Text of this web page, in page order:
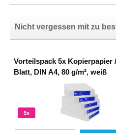
Nicht vergessen mit zu
Vorteilspack 5x Kopierpapier
Blatt, DIN A4, 80 g/m², weiß
5x